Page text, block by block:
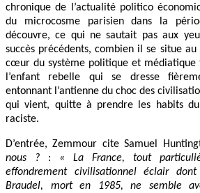
chronique de l’actualité politico
du microcosme parisien dans la
découvre, ce qui ne sautait pas aux
succès précédents, combien il se situe
cœur du système politique et médiatique
l’enfant rebelle qui se dresse
entonnant l’antienne du choc des
qui vient, quitte à prendre les habits
raciste.
D’entrée, Zemmour cite Samuel
nous ? : « La France, tout
effondrement civilisationnel éclair
Braudel, mort en 1985, ne semble